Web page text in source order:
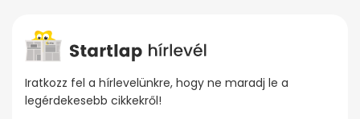
Iratkozz fel a hírlevelünkre, hogy ne maradj le a
legérdekesebb cikkekről!